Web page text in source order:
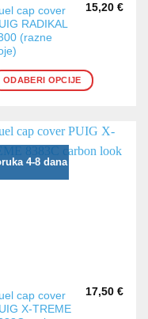
cap cover
RADIKAL
(razne
15,20 €
ODABERI OPCIJE
4-8 dana
cap cover
X-TREME
17,50 €